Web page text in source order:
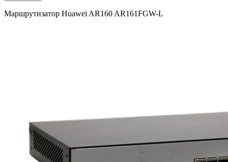
Маршрутизатор Huawei AR160 AR161FGW-L